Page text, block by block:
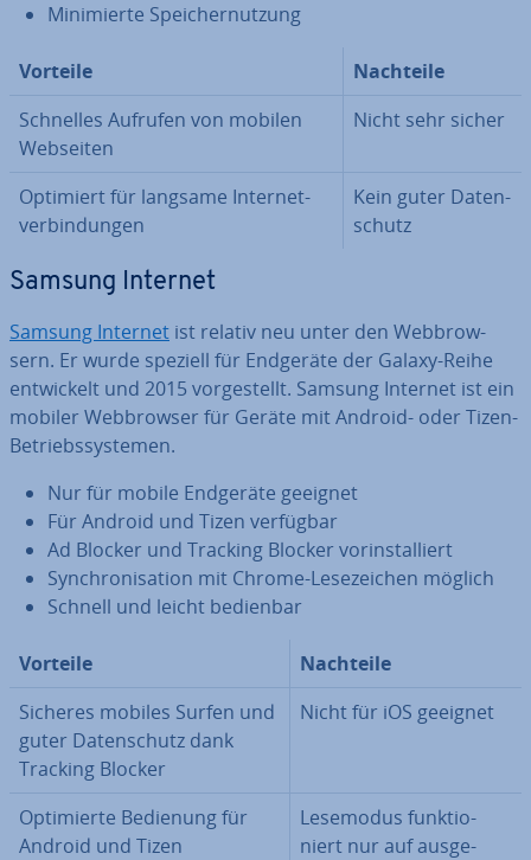
Mi­ni­mier­te Spei­cher­nut­zung
Vorteile
Nachteile
Schnelles Aufrufen von mobilen
Webseiten
Nicht sehr sicher
Optimiert für langsame In­ter­net­
ver­bin­dun­gen
Kein guter Da­ten­
schutz
Samsung Internet
Samsung Internet ist relativ neu unter den Web­brow­
sern. Er wurde speziell für Endgeräte der Galaxy-Reihe
ent­wi­ckelt und 2015 vor­ge­stellt. Samsung Internet ist ein
mobiler Web­brow­ser für Geräte mit Android- oder Tizen-
Be­triebs­sys­te­men.
Nur für mobile Endgeräte geeignet
Für Android und Tizen verfügbar
Ad Blocker und Tracking Blocker vor­in­stal­liert
Syn­chro­ni­sa­ti­on mit Chrome-Le­se­zei­chen möglich
Schnell und leicht bedienbar
Vorteile
Nachteile
Sicheres mobiles Surfen und
guter Da­ten­schutz dank
Tracking Blocker
Nicht für iOS geeignet
Op­ti­mier­te Bedienung für
Android und Tizen
Lesemodus funk­tio­
niert nur auf aus­ge­